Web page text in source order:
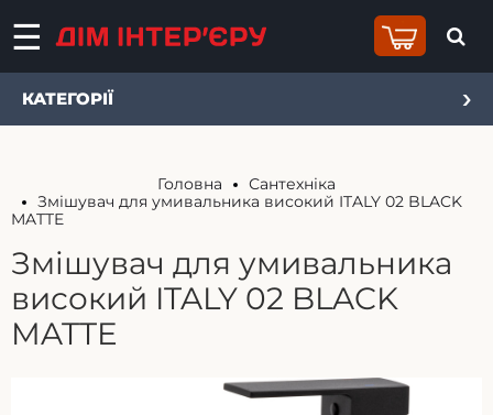
КАТЕГОРІЇ
Головна
Сантехніка
Змішувач для умивальника високий ITALY 02 BLACK
MATTE
Змішувач для умивальника
високий ITALY 02 BLACK
MATTE